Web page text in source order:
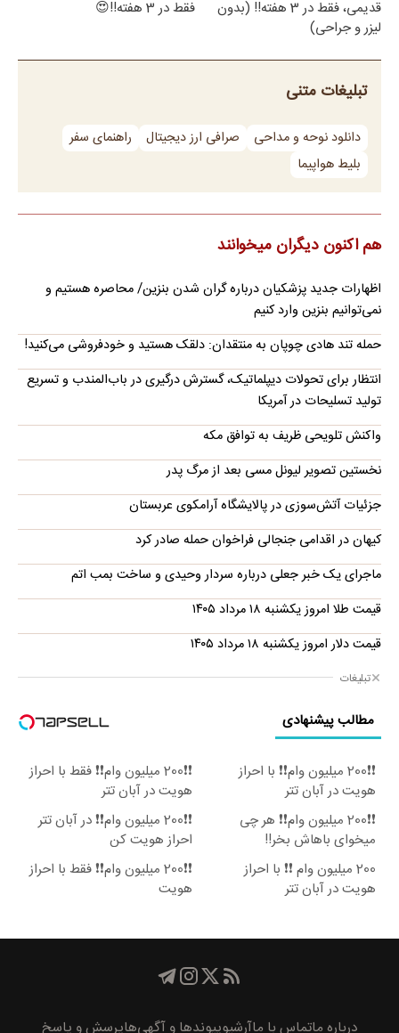
قدیمی، فقط در 3 هفته!! (بدون
لیزر و جراحی)
فقط در 3 هفته!!😍
تبلیغات متنی
دانلود نوحه و مداحی صرافی ارز دیجیتال
راهنمای سفر
بلیط هواپیما
هم اکنون دیگران میخوانند
اظهارات جدید پزشکیان درباره گران شدن بنزین/ محاصره هستیم و
نمی‌توانیم بنزین وارد کنیم
حمله تند هادی چوپان به منتقدان: دلقک هستید و خودفروشی می‌کنید!
انتظار برای تحولات دیپلماتیک، گسترش درگیری در باب‌المندب و تسریع
تولید تسلیحات در آمریکا
واکنش تلویحی ظریف به توافق مکه
نخستین تصویر لیونل مسی بعد از مرگ پدر
جزئیات آتش‌سوزی در پالایشگاه آرامکوی عربستان
کیهان در اقدامی جنجالی فراخوان حمله صادر کرد
ماجرای یک خبر جعلی درباره سردار وحیدی و ساخت بمب اتم
قیمت طلا امروز یکشنبه ۱۸ مرداد ۱۴۰۵
قیمت دلار امروز یکشنبه ۱۸ مرداد ۱۴۰۵
تبلیغات
مطالب پیشنهادی
❗❗200 میلیون وام❗❗ با احراز
هویت در آبان تتر
❗❗200 میلیون وام❗❗ فقط با احراز
هویت در آبان تتر
❗❗200 میلیون وام❗❗ هر چی
میخوای باهاش بخر!!
❗❗200 میلیون وام❗❗ در آبان تتر
احراز هویت کن
200 میلیون وام ❗❗ با احراز
هویت در آبان تتر
❗❗200 میلیون وام❗❗ فقط با احراز
هویت
درباره ماتماس با ماآرشیوپیوند‌ها و آگهی‌هاپرسش و پاسخ